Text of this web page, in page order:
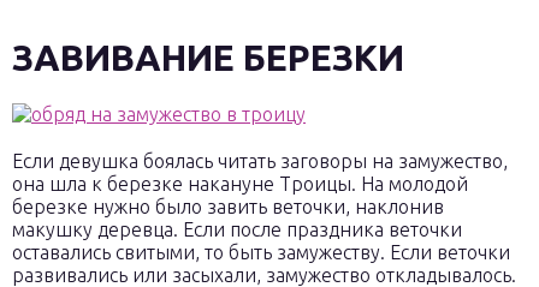
ЗАВИВАНИЕ БЕРЕЗКИ
Если девушка боялась читать заговоры на замужество,
она шла к березке накануне Троицы. На молодой
березке нужно было завить веточки, наклонив
макушку деревца. Если после праздника веточки
оставались свитыми, то быть замужеству. Если веточки
развивались или засыхали, замужество откладывалось.